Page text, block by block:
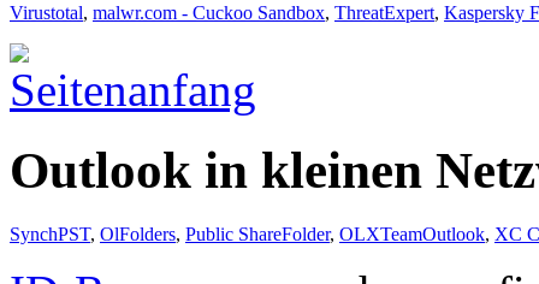
Virustotal, malwr.com - Cuckoo Sandbox, ThreatExpert, Kaspersky
Outlook in kleinen
SynchPST, OlFolders, Public ShareFolder, OLXTeamOutlook, XC